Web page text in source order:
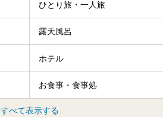
ひとり旅・一人旅
露天風呂
ホテル
お食事・食事処
すべて表示する